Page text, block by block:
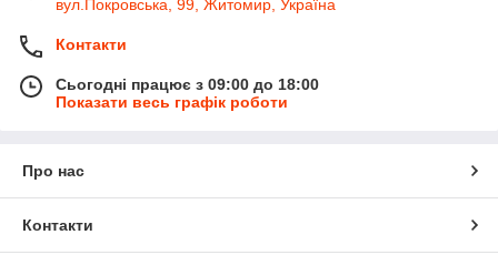
вул.Покровська, 99, Житомир, Україна
Контакти
Сьогодні працює з 09:00 до 18:00
Показати весь графік роботи
Про нас
Контакти